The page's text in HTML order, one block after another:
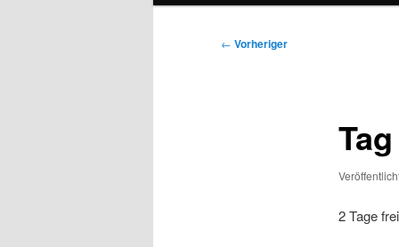
Beitragsnavigation
← Vorheriger
2 Tage